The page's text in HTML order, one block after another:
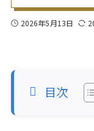
2026年5月13日
目次